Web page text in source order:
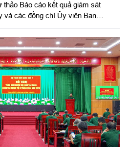
thảo Báo cáo kết quả giám sát
và các đồng chí Ủy viên Ban
Đại tá Đỗ Thành Việt, Phó Chủ
khu, Phó Trưởng đoàn giám sát dự
Văn Lan, Bí thư Đảng ủy,
hội nghị.